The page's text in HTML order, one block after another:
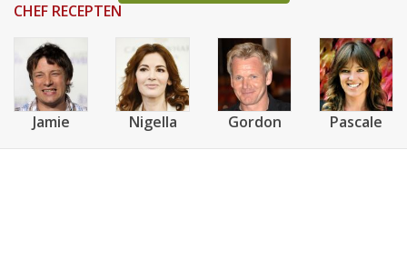
CHEF RECEPTEN
Jamie Nigella Gordon Pascale